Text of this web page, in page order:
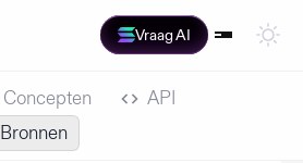
Vraag AI
Concepten
API
Bronnen